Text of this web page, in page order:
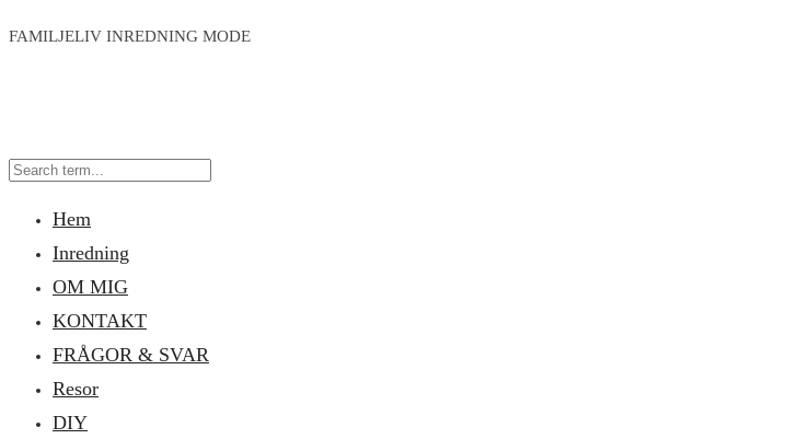
FAMILJELIV INREDNING MODE
Hem
Inredning
OM MIG
KONTAKT
FRÅGOR & SVAR
Resor
DIY